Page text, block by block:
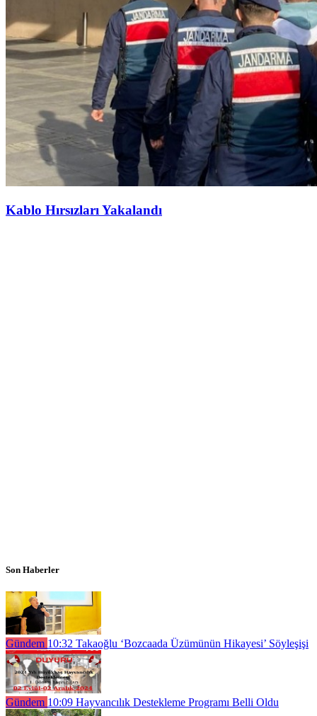
Kablo Hırsızları Yakalandı
Son Haberler
Gündem 10:32 Takaoğlu ‘Bozcaada Üzümünün Hikayesi’ Söyleşişi
Gündem 10:09 Hayvancılık Destekleme Programı Belli Oldu